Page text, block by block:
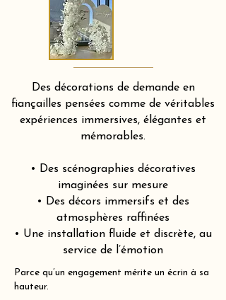
Des décorations de demande en
fiançailles pensées comme de véritables
expériences immersives, élégantes et
mémorables.
• Des scénographies décoratives
imaginées sur mesure
• Des décors immersifs et des
atmosphères raffinées
• Une installation fluide et discrète, au
service de l’émotion
Parce qu’un engagement mérite un écrin à sa
hauteur.